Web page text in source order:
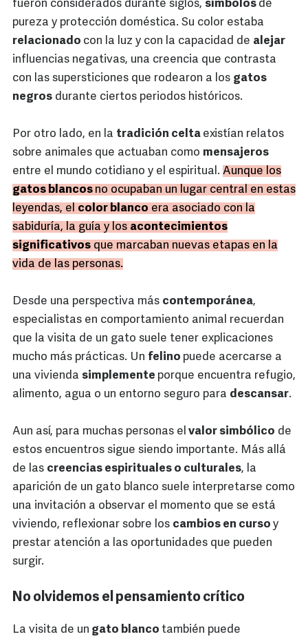
fueron considerados durante siglos, símbolos de
pureza y protección doméstica. Su color estaba
relacionado con la luz y con la capacidad de alejar
influencias negativas, una creencia que contrasta
con las supersticiones que rodearon a los gatos
negros durante ciertos periodos históricos.
Por otro lado, en la tradición celta existían relatos
sobre animales que actuaban como mensajeros
entre el mundo cotidiano y el espiritual. Aunque los
gatos blancos no ocupaban un lugar central en estas
leyendas, el color blanco era asociado con la
sabiduría, la guía y los acontecimientos
significativos que marcaban nuevas etapas en la
vida de las personas.
Desde una perspectiva más contemporánea,
especialistas en comportamiento animal recuerdan
que la visita de un gato suele tener explicaciones
mucho más prácticas. Un felino puede acercarse a
una vivienda simplemente porque encuentra refugio,
alimento, agua o un entorno seguro para descansar.
Aun así, para muchas personas el valor simbólico de
estos encuentros sigue siendo importante. Más allá
de las creencias espirituales o culturales, la
aparición de un gato blanco suele interpretarse como
una invitación a observar el momento que se está
viviendo, reflexionar sobre los cambios en curso y
prestar atención a las oportunidades que pueden
surgir.
No olvidemos el pensamiento crítico
La visita de un gato blanco también puede